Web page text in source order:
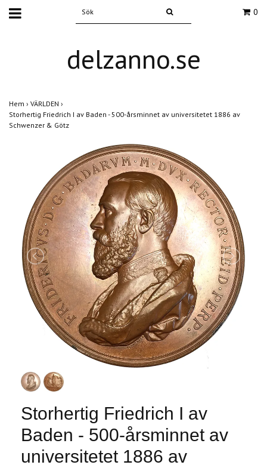
0
delzanno.se
Hem › VÄRLDEN ›
Storhertig Friedrich I av Baden - 500-årsminnet av universitetet 1886 av
Schwenzer & Götz
Storhertig Friedrich I av
Baden - 500-årsminnet av
universitetet 1886 av